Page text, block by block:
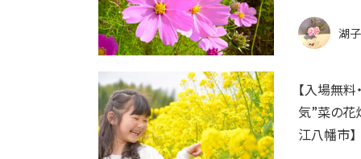
湖子
【入場無
気”菜の花
江八幡市】